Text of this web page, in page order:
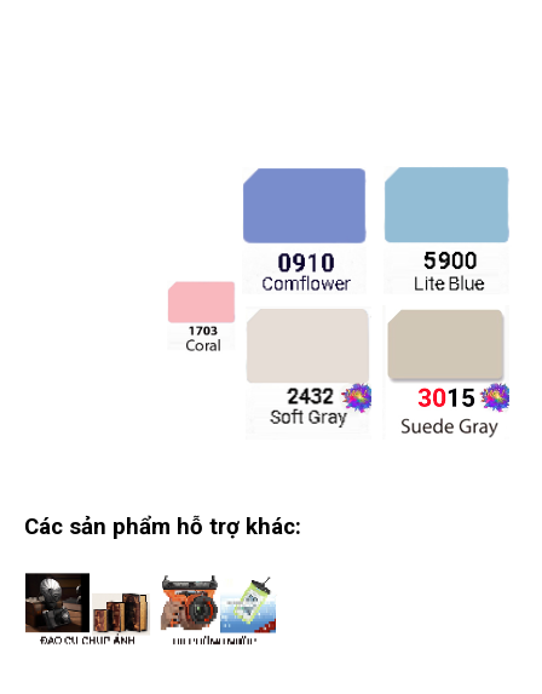
Các sản phẩm hỗ trợ khác: